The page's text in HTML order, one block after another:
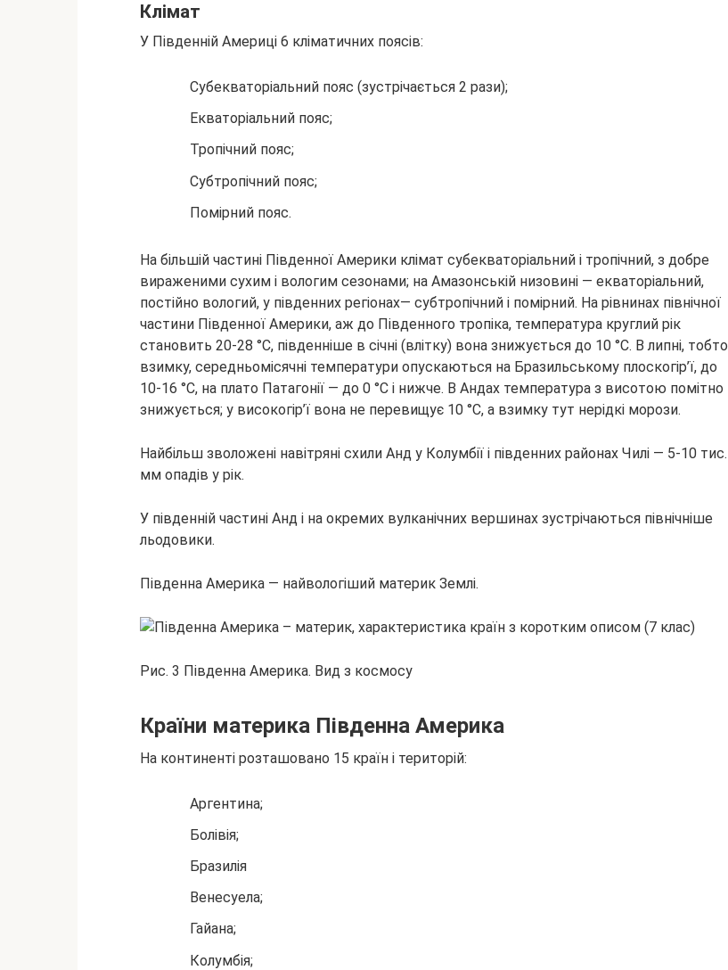
Клімат
У Південній Америці 6 кліматичних поясів:
Субекваторіальний пояс (зустрічається 2 рази);
Екваторіальний пояс;
Тропічний пояс;
Субтропічний пояс;
Помірний пояс.
На більшій частині Південної Америки клімат субекваторіальний і тропічний, з добре
вираженими сухим і вологим сезонами; на Амазонській низовині — екваторіальний,
постійно вологий, у південних регіонах— субтропічний і помірний. На рівнинах північної
частини Південної Америки, аж до Південного тропіка, температура круглий рік
становить 20-28 °С, південніше в січні (влітку) вона знижується до 10 °С. В липні, тобто
взимку, середньомісячні температури опускаються на Бразильському плоскогір’ї, до
10-16 °С, на плато Патагонії — до 0 °С і нижче. В Андах температура з висотою помітно
знижується; у високогір’ї вона не перевищує 10 °С, а взимку тут нерідкі морози.
Найбільш зволожені навітряні схили Анд у Колумбії і південних районах Чилі — 5-10 тис.
мм опадів у рік.
У південній частині Анд і на окремих вулканічних вершинах зустрічаються північніше
льодовики.
Південна Америка — найвологіший материк Землі.
Рис. 3 Південна Америка. Вид з космосу
Країни материка Південна Америка
На континенті розташовано 15 країн і територій:
Аргентина;
Болівія;
Бразилія
Венесуела;
Гайана;
Колумбія;